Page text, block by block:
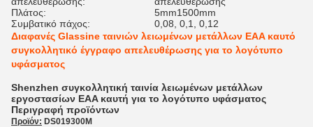
Πλάτος:
5mm1500mm
Συμβατικό πάχος:
0,08, 0,1, 0,12
Διαφανές Glassine ταινιών λειωμένων μετάλλων EAA καυτό
συγκολλητικό έγγραφο απελευθέρωσης για το λογότυπο
υφάσματος
Shenzhen συγκολλητική ταινία λειωμένων μετάλλων
εργοστασίων EAA καυτή για το λογότυπο υφάσματος
Περιγραφή προϊόντων
Προϊόν: DS019300M